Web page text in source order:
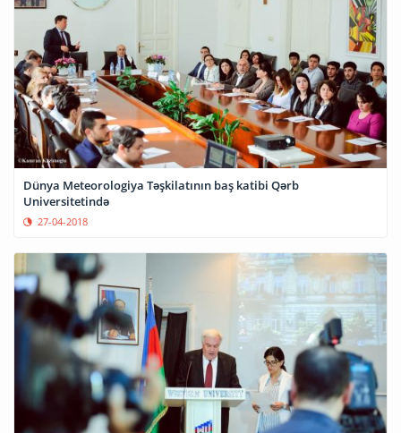
Dünya Meteorologiya Təşkilatının baş katibi Qərb
Universitetində
27-04-2018